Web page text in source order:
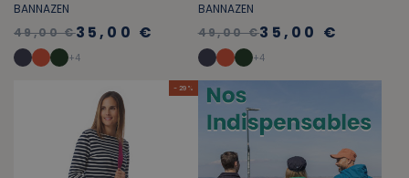
BANNAZEN
49,00 €35,00 €
+4
BANNAZEN
49,00 €35,00 €
+4
- 29 %